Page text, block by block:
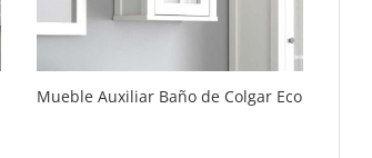
Mueble Auxiliar Baño de Colgar Eco